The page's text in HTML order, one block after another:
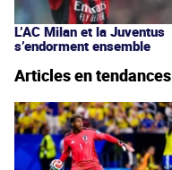
L’AC Milan et la Juventus
s’endorment ensemble
Articles en tendances